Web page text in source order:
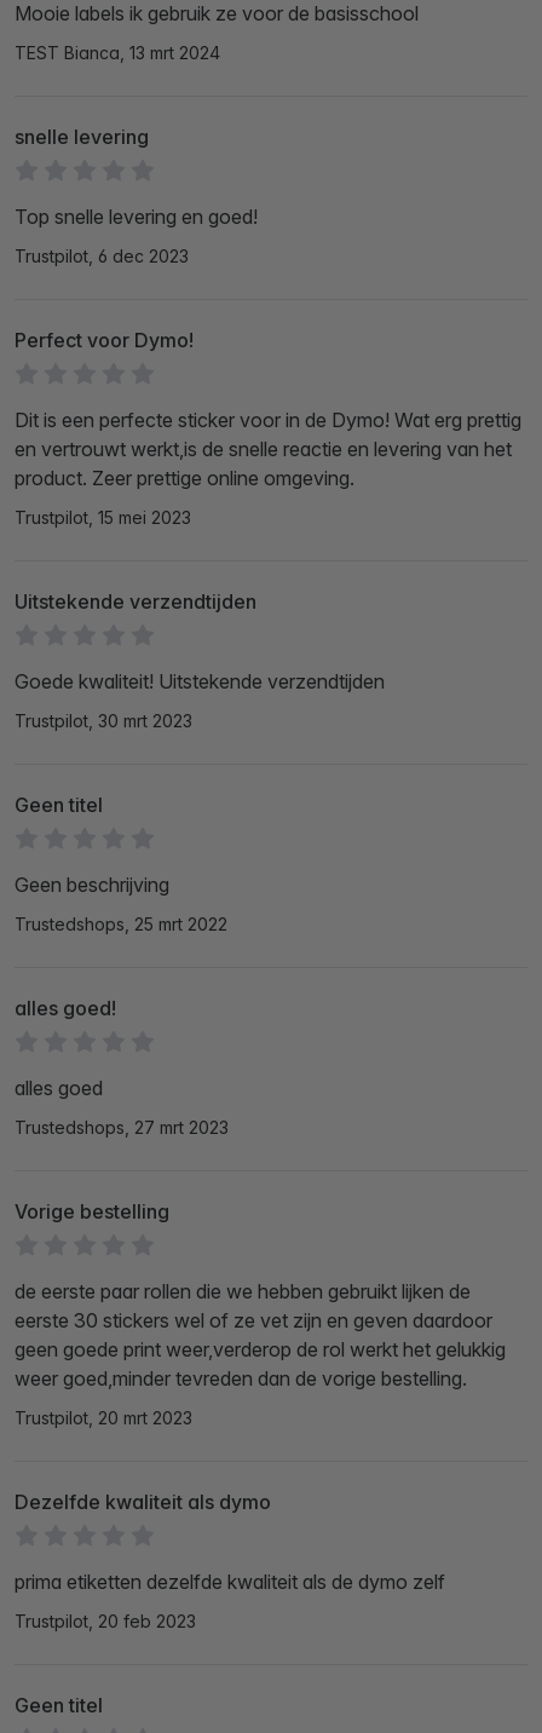
Mooie labels ik gebruik ze voor de basisschool
TEST Bianca, 13 mrt 2024
snelle levering
Top snelle levering en goed!
Trustpilot, 6 dec 2023
Perfect voor Dymo!
Dit is een perfecte sticker voor in de Dymo! Wat erg prettig
en vertrouwt werkt,is de snelle reactie en levering van het
product. Zeer prettige online omgeving.
Trustpilot, 15 mei 2023
Uitstekende verzendtijden
Goede kwaliteit! Uitstekende verzendtijden
Trustpilot, 30 mrt 2023
Geen titel
Geen beschrijving
Trustedshops, 25 mrt 2022
alles goed!
alles goed
Trustedshops, 27 mrt 2023
Vorige bestelling
de eerste paar rollen die we hebben gebruikt lijken de
eerste 30 stickers wel of ze vet zijn en geven daardoor
geen goede print weer,verderop de rol werkt het gelukkig
weer goed,minder tevreden dan de vorige bestelling.
Trustpilot, 20 mrt 2023
Dezelfde kwaliteit als dymo
prima etiketten dezelfde kwaliteit als de dymo zelf
Trustpilot, 20 feb 2023
Geen titel